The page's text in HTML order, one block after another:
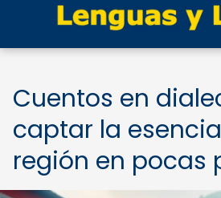
Cuentos en
captar la
región en pocas